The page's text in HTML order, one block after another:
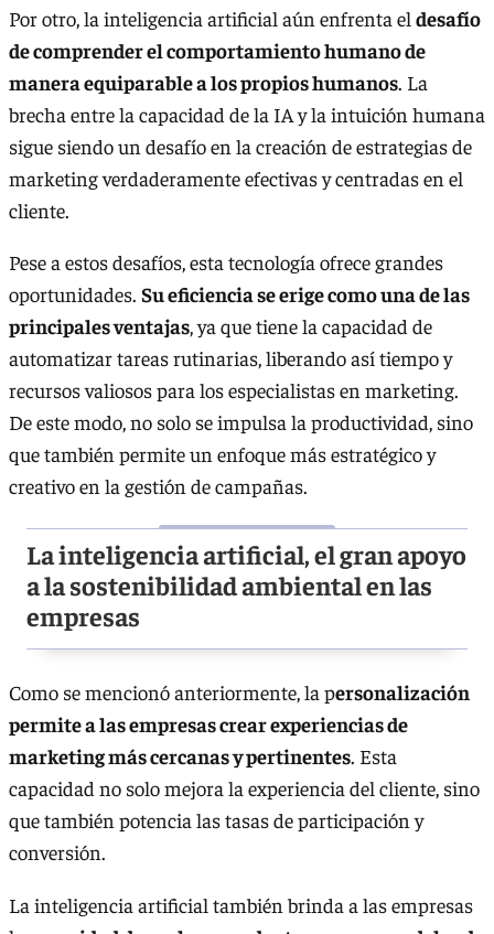
Por otro, la inteligencia artificial aún enfrenta el desafío
de comprender el comportamiento humano de
manera equiparable a los propios humanos. La
brecha entre la capacidad de la IA y la intuición humana
sigue siendo un desafío en la creación de estrategias de
marketing verdaderamente efectivas y centradas en el
cliente.
Pese a estos desafíos, esta tecnología ofrece grandes
oportunidades. Su eficiencia se erige como una de las
principales ventajas, ya que tiene la capacidad de
automatizar tareas rutinarias, liberando así tiempo y
recursos valiosos para los especialistas en marketing.
De este modo, no solo se impulsa la productividad, sino
que también permite un enfoque más estratégico y
creativo en la gestión de campañas.
La inteligencia artificial, el gran apoyo
a la sostenibilidad ambiental en las
empresas
Como se mencionó anteriormente, la personalización
permite a las empresas crear experiencias de
marketing más cercanas y pertinentes. Esta
capacidad no solo mejora la experiencia del cliente, sino
que también potencia las tasas de participación y
conversión.
La inteligencia artificial también brinda a las empresas